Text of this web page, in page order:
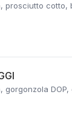
prosciutto cotto,
gorgonzola